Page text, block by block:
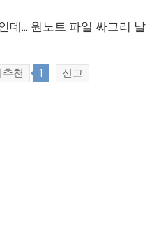
데... 원노트 파일 싸그리 날
천 1 신고